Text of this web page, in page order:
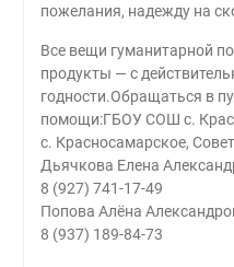
пожелания, надежду на
Все вещи гуманитарной
продукты — с
годности.Обращаться в
помощи:ГБОУ СОШ с.
с. Красносамарское,
Дьячкова Елена
8 (927) 741-17-49
Попова Алёна
8 (937) 189-84-73